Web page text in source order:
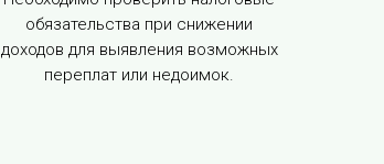
обязательства при снижении
доходов для выявления возможных
переплат или недоимок.